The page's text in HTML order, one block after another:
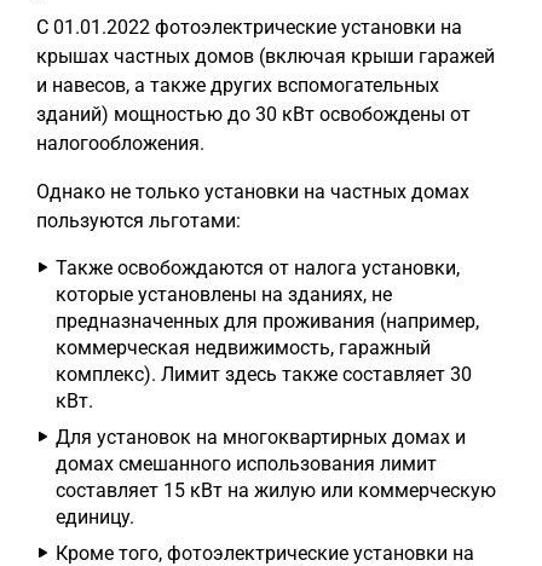
С 01.01.2022 фотоэлектрические установки на
крышах частных домов (включая крыши гаражей
и навесов, а также других вспомогательных
зданий) мощностью до 30 кВт освобождены от
налогообложения.
Однако не только установки на частных домах
пользуются льготами:
Также освобождаются от налога установки,
которые установлены на зданиях, не
предназначенных для проживания (например,
коммерческая недвижимость, гаражный
комплекс). Лимит здесь также составляет 30
кВт.
Для установок на многоквартирных домах и
домах смешанного использования лимит
составляет 15 кВт на жилую или коммерческую
единицу.
Кроме того, фотоэлектрические установки на